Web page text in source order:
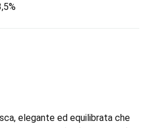
elegante ed equilibrata che